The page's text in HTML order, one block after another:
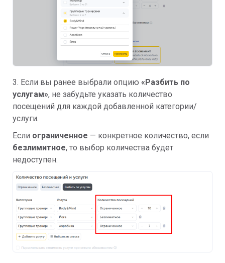
3. Если вы ранее выбрали опцию «Разбить по
услугам», не забудьте указать количество
посещений для каждой добавленной категории/
услуги.
Если ограниченное — конкретное количество, если
безлимитное, то выбор количества будет
недоступен.